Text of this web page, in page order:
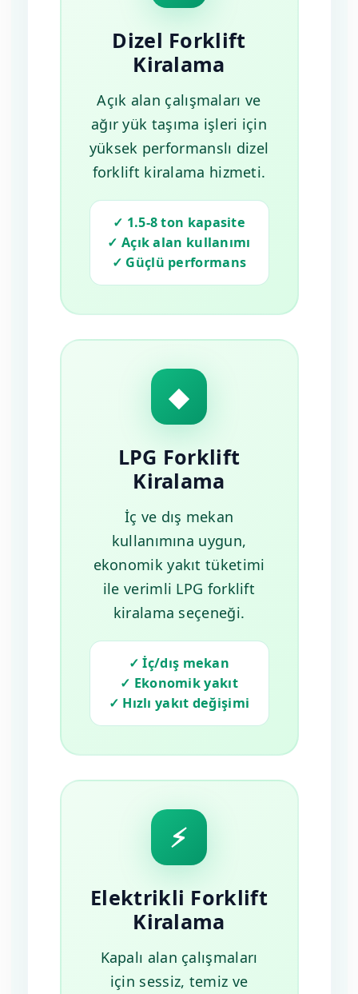
Dizel Forklift
Kiralama
Açık alan çalışmaları ve
ağır yük taşıma işleri için
yüksek performanslı dizel
forklift kiralama hizmeti.
✓ 1.5-8 ton kapasite
✓ Açık alan kullanımı
✓ Güçlü performans
◆
LPG Forklift
Kiralama
İç ve dış mekan
kullanımına uygun,
ekonomik yakıt tüketimi
ile verimli LPG forklift
kiralama seçeneği.
✓ İç/dış mekan
✓ Ekonomik yakıt
✓ Hızlı yakıt değişimi
⚡
Elektrikli Forklift
Kiralama
Kapalı alan çalışmaları
için sessiz, temiz ve